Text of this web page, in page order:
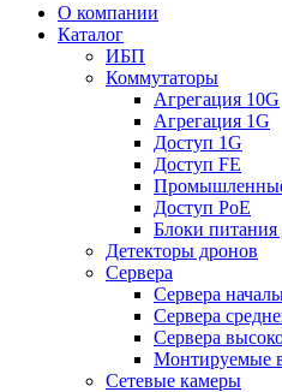
О компании
Каталог
ИБП
Коммутаторы
Агрегация 10G
Агрегация 1G
Доступ 1G
Доступ FE
Доступ PoE
Блоки питания
Детекторы дронов
Сервера
Сервера
Сервера
Сервера
Монтируемые
Сетевые камеры